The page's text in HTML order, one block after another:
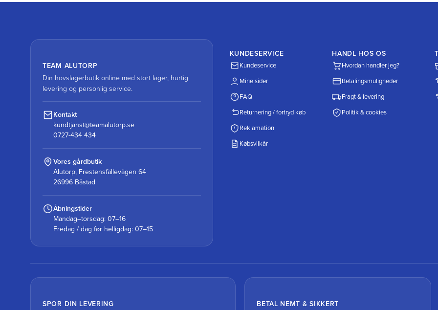
TEAM ALUTORP
Din hovslagerbutik online med stort lager, hurtig
levering og personlig service.
Kontakt
kundtjanst@teamalutorp.se
0727-434 434
Vores gårdbutik
Alutorp, Frestensfällevägen 64
26996 Båstad
Åbningstider
Mandag–torsdag: 07–16
Fredag / dag før helligdag: 07–15
KUNDESERVICE
Kundeservice
Mine sider
FAQ
Returnering / fortryd køb
Reklamation
Købsvilkår
HANDL HOS OS
Hvordan handler jeg?
Betalingsmuligheder
Fragt & levering
Politik & cookies
SPOR DIN LEVERING BETAL NEMT & SIKKERT